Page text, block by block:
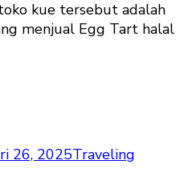
kue tersebut adalah
menjual Egg Tart halal
26, 2025Traveling